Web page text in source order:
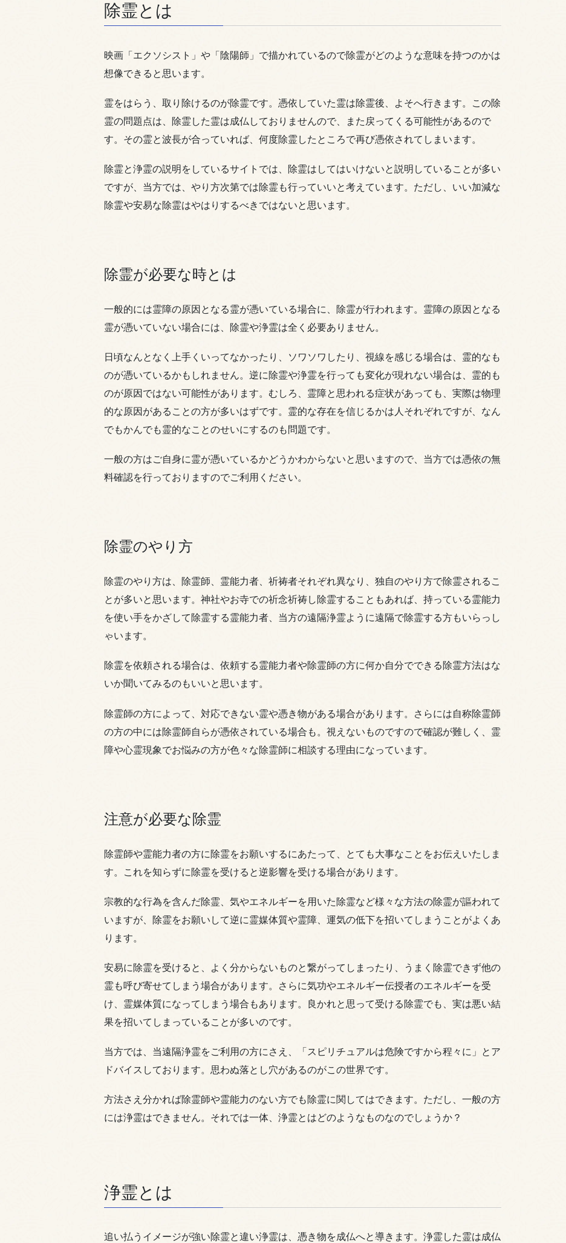
除霊とは
映画「エクソシスト」や「陰陽師」で描かれているので除霊がどのような意味を持つのかは
想像できると思います。
霊をはらう、取り除けるのが除霊です。憑依していた霊は除霊後、よそへ行きます。この除
霊の問題点は、除霊した霊は成仏しておりませんので、また戻ってくる可能性があるので
す。その霊と波長が合っていれば、何度除霊したところで再び憑依されてしまいます。
除霊と浄霊の説明をしているサイトでは、除霊はしてはいけないと説明していることが多い
ですが、当方では、やり方次第では除霊も行っていいと考えています。ただし、いい加減な
除霊や安易な除霊はやはりするべきではないと思います。
除霊が必要な時とは
一般的には霊障の原因となる霊が憑いている場合に、除霊が行われます。霊障の原因となる
霊が憑いていない場合には、除霊や浄霊は全く必要ありません。
日頃なんとなく上手くいってなかったり、ソワソワしたり、視線を感じる場合は、霊的なも
のが憑いているかもしれません。逆に除霊や浄霊を行っても変化が現れない場合は、霊的も
のが原因ではない可能性があります。むしろ、霊障と思われる症状があっても、実際は物理
的な原因があることの方が多いはずです。霊的な存在を信じるかは人それぞれですが、なん
でもかんでも霊的なことのせいにするのも問題です。
一般の方はご自身に霊が憑いているかどうかわからないと思いますので、当方では憑依の無
料確認を行っておりますのでご利用ください。
除霊のやり方
除霊のやり方は、除霊師、霊能力者、祈祷者それぞれ異なり、独自のやり方で除霊されるこ
とが多いと思います。神社やお寺での祈念祈祷し除霊することもあれば、持っている霊能力
を使い手をかざして除霊する霊能力者、当方の遠隔浄霊ように遠隔で除霊する方もいらっし
ゃいます。
除霊を依頼される場合は、依頼する霊能力者や除霊師の方に何か自分でできる除霊方法はな
いか聞いてみるのもいいと思います。
除霊師の方によって、対応できない霊や憑き物がある場合があります。さらには自称除霊師
の方の中には除霊師自らが憑依されている場合も。視えないものですので確認が難しく、霊
障や心霊現象でお悩みの方が色々な除霊師に相談する理由になっています。
注意が必要な除霊
除霊師や霊能力者の方に除霊をお願いするにあたって、とても大事なことをお伝えいたしま
す。これを知らずに除霊を受けると逆影響を受ける場合があります。
宗教的な行為を含んだ除霊、気やエネルギーを用いた除霊など様々な方法の除霊が謳われて
いますが、除霊をお願いして逆に霊媒体質や霊障、運気の低下を招いてしまうことがよくあ
ります。
安易に除霊を受けると、よく分からないものと繋がってしまったり、うまく除霊できず他の
霊も呼び寄せてしまう場合があります。さらに気功やエネルギー伝授者のエネルギーを受
け、霊媒体質になってしまう場合もあります。良かれと思って受ける除霊でも、実は悪い結
果を招いてしまっていることが多いのです。
当方では、当遠隔浄霊をご利用の方にさえ、「スピリチュアルは危険ですから程々に」とア
ドバイスしております。思わぬ落とし穴があるのがこの世界です。
方法さえ分かれば除霊師や霊能力のない方でも除霊に関してはできます。ただし、一般の方
には浄霊はできません。それでは一体、浄霊とはどのようなものなのでしょうか？
浄霊とは
追い払うイメージが強い除霊と違い浄霊は、憑き物を成仏へと導きます。浄霊した霊は成仏